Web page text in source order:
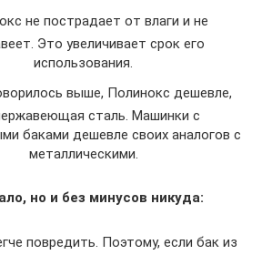
не пострадает от влаги и не
Это увеличивает срок его
использования.
выше, Полинокс дешевле,
сталь. Машинки с
баками дешевле своих аналогов с
металлическими.
но и без минусов никуда:
повредить. Поэтому, если бак из